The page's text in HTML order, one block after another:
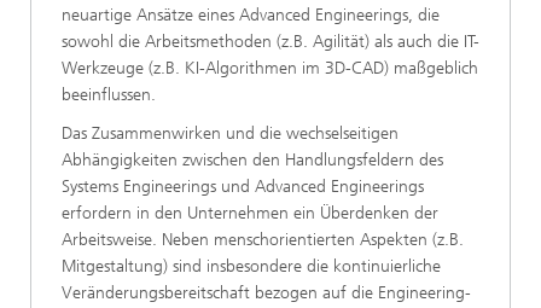
neuartige Ansätze eines Advanced Engineerings, die
sowohl die Arbeitsmethoden (z.B. Agilität) als auch die IT-
Werkzeuge (z.B. KI-Algorithmen im 3D-CAD) maßgeblich
beeinflussen.
Das Zusammenwirken und die wechselseitigen
Abhängigkeiten zwischen den Handlungsfeldern des
Systems Engineerings und Advanced Engineerings
erfordern in den Unternehmen ein Überdenken der
Arbeitsweise. Neben menschorientierten Aspekten (z.B.
Mitgestaltung) sind insbesondere die kontinuierliche
Veränderungsbereitschaft bezogen auf die Engineering-